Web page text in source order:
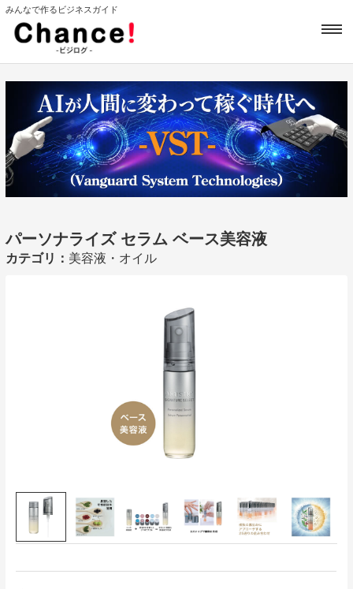
みんなで作るビジネスガイド
パーソナライズ セラム ベース美容液
カテゴリ： 美容液・オイル